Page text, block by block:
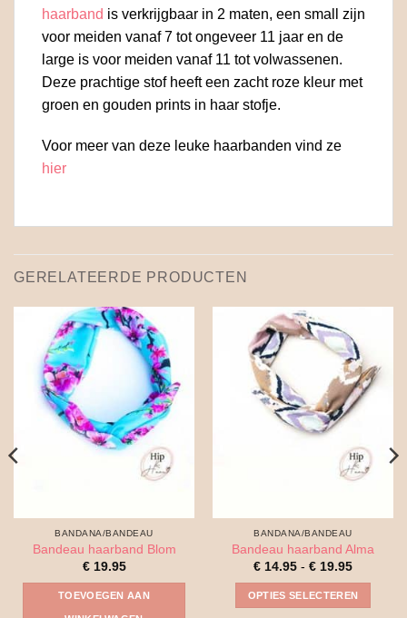
haarband is verkrijgbaar in 2 maten, een small zijn
voor meiden vanaf 7 tot ongeveer 11 jaar en de
large is voor meiden vanaf 11 tot volwassenen.
Deze prachtige stof heeft een zacht roze kleur met
groen en gouden prints in haar stofje.
Voor meer van deze leuke haarbanden vind ze
hier
GERELATEERDE PRODUCTEN
BANDANA/BANDEAU
Bandeau haarband Blom
€19.95
TOEVOEGEN AAN
BANDANA/BANDEAU
Bandeau haarband Alma
€ 14.95 - € 19.95
tot
€ 19.95
OPTIES SELECTEREN